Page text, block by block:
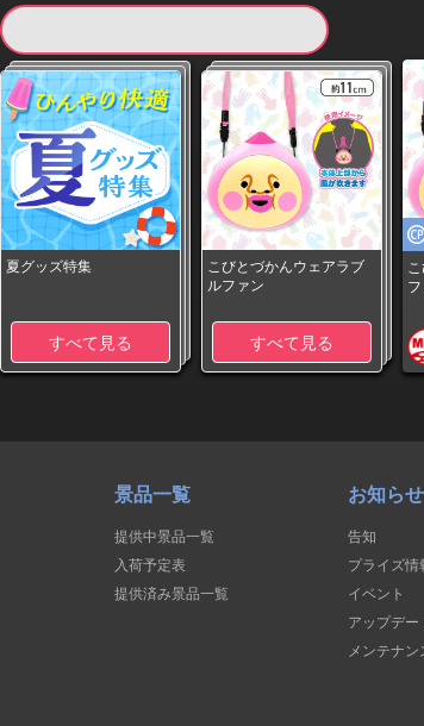
夏グッズ特集
すべて見る
こびとづかんウェアラブ
ルファン
すべて見る
景品一覧
提供中景品一覧
入荷予定表
提供済み景品一覧
お知らせ
告知
プライズ情
イベント
アップデー
メンテナン